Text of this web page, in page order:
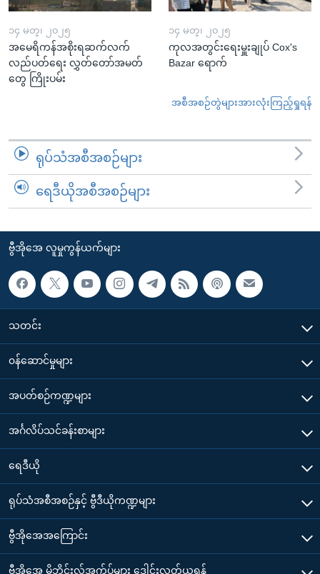
၁၄ မတ္၊ ၂၀၂၅
အမေရိကန်အစိုးရဆက်လက်
လည်ပတ်ရေး လွှတ်တော်အမတ်
တွေ ကြိုးပမ်း
၁၄ မတ္၊ ၂၀၂၅
ကုလအတွင်းရေးမှူးချုပ် Cox's
Bazar ရောက်
အစီအစဉ်တွဲများအားလုံးကြည့်ရှုရန်
ရုပ်သံအစီအစဉ်များ
ရေဒီယိုအစီအစဉ်များ
ဗွီအိုအေ လူမှုကွန်ယက်များ
သတင်း
၀န်ဆောင်မှုများ
အပတ်စဉ်ကဏ္ဍများ
အင်္ဂလိပ်သင်ခန်းစာများ
ရေဒီယို
ရုပ်သံအစီအစဉ်နှင့် ဗွီဒီယိုကဏ္ဍများ
ဗွီအိုအေအကြောင်း
ဗွီအိုအေ မိုဘိုင်းလ်အက်ပ်များ ဒေါင်းလုတ်ယူရန်